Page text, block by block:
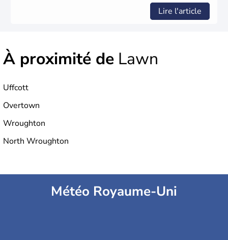
Lire l'article
À proximité de Lawn
Uffcott
Overtown
Wroughton
North Wroughton
Météo Royaume-Uni